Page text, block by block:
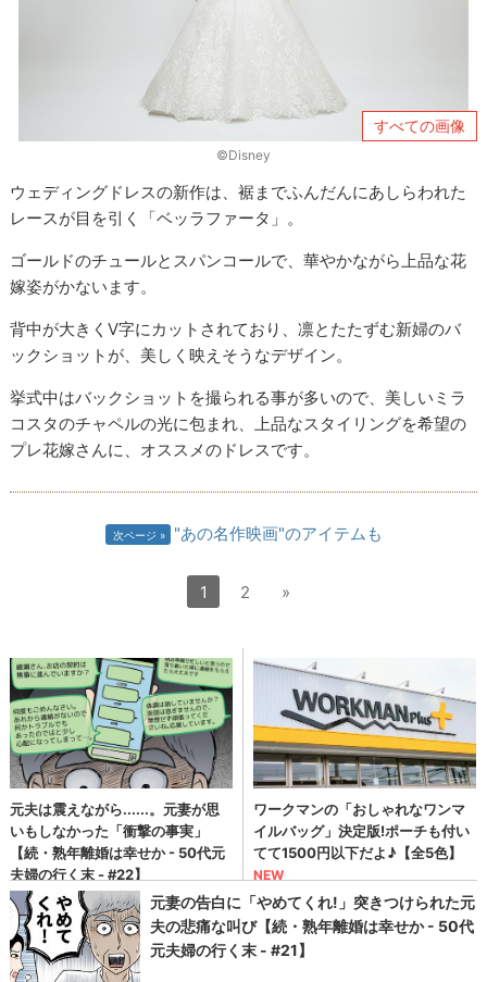
すべての画像
©Disney
ウェディングドレスの新作は、裾までふんだんにあしらわれた
レースが目を引く「ベッラファータ」。
ゴールドのチュールとスパンコールで、華やかながら上品な花
嫁姿がかないます。
背中が大きくV字にカットされており、凛とたたずむ新婦のバ
ックショットが、美しく映えそうなデザイン。
挙式中はバックショットを撮られる事が多いので、美しいミラ
コスタのチャペルの光に包まれ、上品なスタイリングを希望の
プレ花嫁さんに、オススメのドレスです。
次ページ "あの名作映画"のアイテムも
1 2 »